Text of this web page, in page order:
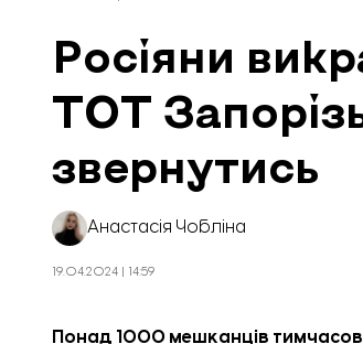
Росіяни
ТОТ
звернутись
Анастасія Чобліна
19.04.2024 | 14:59
Понад 1000 мешканців